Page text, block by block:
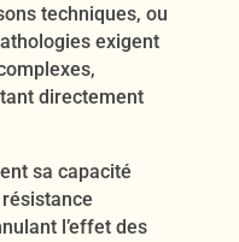
techniques, ou
exigent
directement
sa capacité
l’effet des